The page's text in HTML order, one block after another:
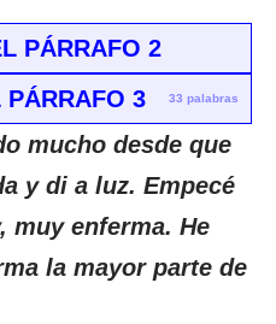
PÁRRAFO 2
PÁRRAFO 3
33 palabras
mucho desde que
y di a luz. Empecé
muy enferma. He
la mayor parte de